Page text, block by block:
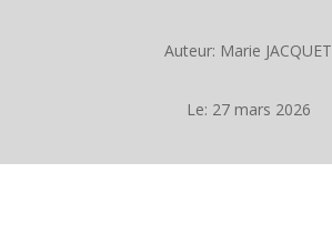
Auteur: Marie JACQUET
Le: 27 mars 2026